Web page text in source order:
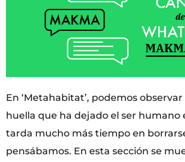
En ‘Metahabitat’, podemos
huella que ha dejado el ser humano
tarda mucho más tiempo en
pensábamos. En esta sección se